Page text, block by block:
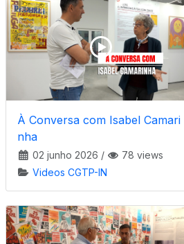
À Conversa com Isabel Camari
nha
02 junho 2026 /
78 views
Videos CGTP-IN